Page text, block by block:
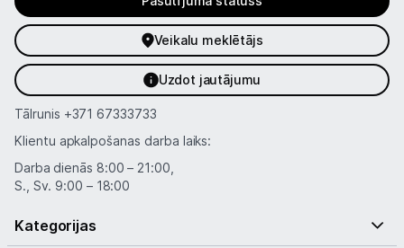
Microsoft Xbox
Nintendo Switch
MSI Claw
Asus Rog
Lenovo Legion
Spēļu konsoļu aksesuāri
Veikalu meklētājs
Uzdot jautājumu
Tālrunis +371 67333733
Klientu apkalpošanas darba laiks:
Darba dienās 8:00 – 21:00,
S., Sv. 9:00 – 18:00
Kategorijas